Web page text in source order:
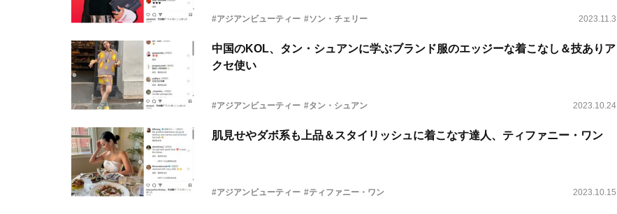
#アジアンビューティー #ソン・チェリー 2023.11.3
中国のKOL、タン・シュアンに学ぶブランド服のエッジーな着こなし＆技ありア
クセ使い
#アジアンビューティー #タン・シュアン 2023.10.24
肌見せやダボ系も上品＆スタイリッシュに着こなす達人、ティファニー・ワン
#アジアンビューティー #ティファニー・ワン 2023.10.15